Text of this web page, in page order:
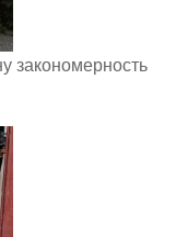
закономерность